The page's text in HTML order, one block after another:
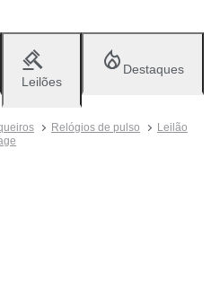
Leilões
Destaques
Relógios de pulso
Leilão